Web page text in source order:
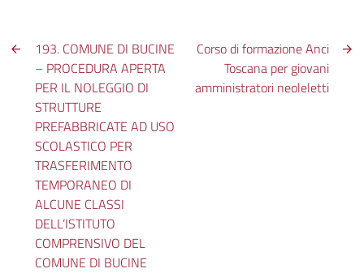
193. COMUNE DI BUCINE
– PROCEDURA APERTA
PER IL NOLEGGIO DI
STRUTTURE
PREFABBRICATE AD USO
SCOLASTICO PER
TRASFERIMENTO
TEMPORANEO DI
ALCUNE CLASSI
DELL’ISTITUTO
COMPRENSIVO DEL
COMUNE DI BUCINE
Corso di formazione Anci
Toscana per giovani
amministratori neoleletti